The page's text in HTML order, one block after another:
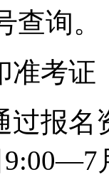
询。
准考证
过报名